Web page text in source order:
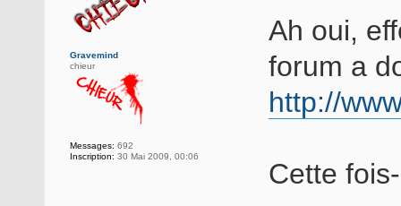
Gravemind
chieur
Messages: 692
Inscription: 30 Mai 2009, 00:06
Ah oui,
forum a
http://
Cette